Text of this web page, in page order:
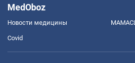
MedOboz
Новости медицины
Covid